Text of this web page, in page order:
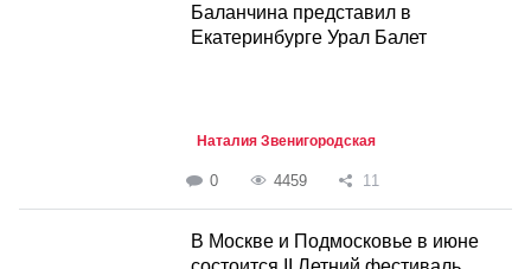
Баланчина представил в
Екатеринбурге Урал Балет
Наталия Звенигородская
0 4459 11
В Москве и Подмосковье в июне